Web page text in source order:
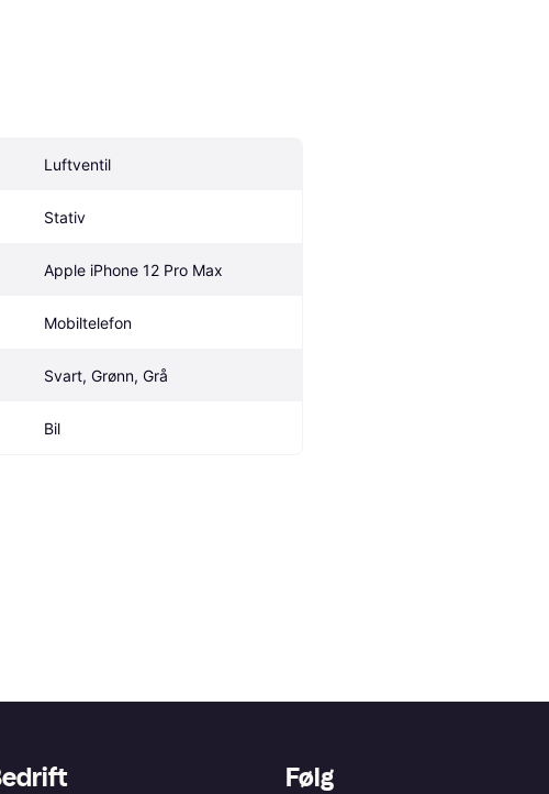
Luftventil
Stativ
Apple iPhone 12 Pro Max
Mobiltelefon
Svart, Grønn, Grå
Bil
Følg